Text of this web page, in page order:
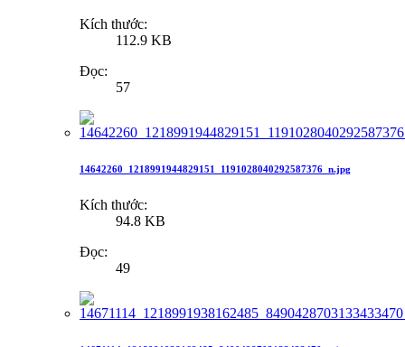
Kích thước:
112.9 KB
Đọc:
57
14642260_1218991944829151_1191028040292587376_n.jpg
Kích thước:
94.8 KB
Đọc:
49